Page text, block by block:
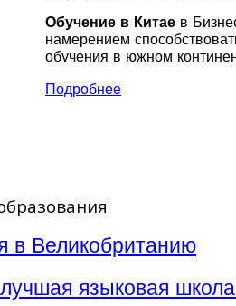
Обучение в Китае в
намерением
обучения в южном
Школа бизнеса
Подробнее
в Великобританию
лучшая языковая